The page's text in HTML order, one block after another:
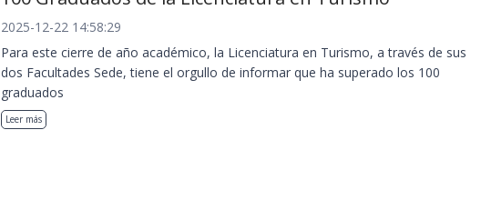
2025-12-22 14:58:29
Para este cierre de año académico, la Licenciatura en Turismo, a través de sus
dos Facultades Sede, tiene el orgullo de informar que ha superado los 100
graduados
Leer más